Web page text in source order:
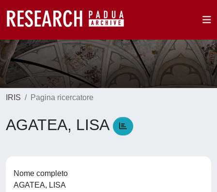
IRIS Pagina ricercatore
AGATEA, LISA
Nome completo
AGATEA, LISA